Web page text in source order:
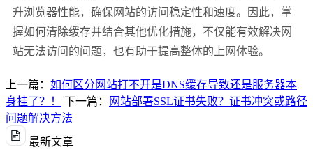
升浏览器性能，确保网站的访问稳定性和速度。因此，掌
握如何清除缓存并结合其他优化措施，不仅能有效解决网
站无法访问的问题，也有助于提高整体的上网体验。
上一篇： 如何区分网站打不开是DNS缓存导致还是服务器本
身挂了？！
下一篇：
网站部署SSL证书失败？证书冲突或路径
问题解决方法
最新文章